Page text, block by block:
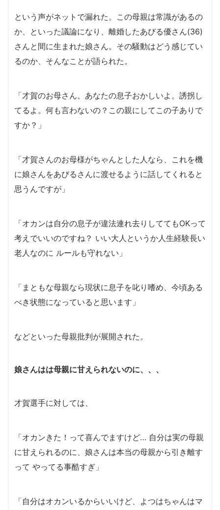
という声がネットで漏れた。この母親は常識があるの
か、といった議論になり、離婚したあびる優さん(36)
さんと間に生まれた娘さん。その騒動はどう感じてい
るのか、そんなことが語られた。
「才賀のお母さん。あなたの息子おかしいよ。誘拐し
てるよ。何も言わないの？この親にしてこの子ありで
すか？」
「才賀さんのお母様がちゃんとした人なら、これを機
に娘さんをあびるさんに渡せるように話してくれると
思うんですが」
「オカンは自分の息子が違法連れ去りしててもOKって
考えでいいのですね？ いい大人というか人生経験長い
老人なのに ルールも守れない」
「まともな母親なら現状に息子を叱り嗜め、今頃ある
べき状態になっていると思います」
などといった母親批判が展開された。
娘さんはは母親に甘えられないのに、、、
才賀選手に対しては、
「オカンきた！って喜んでますけど… 自分は実の母親
に甘えられるのに、娘さんは本当の母親から引き離す
って やってる事酷すぎ」
「自分はオカンいるからいいけど、よつはちゃんはマ